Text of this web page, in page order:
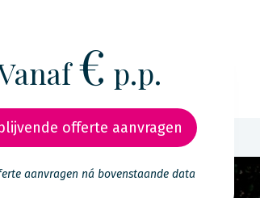
€ p.p.
offerte aanvragen
aanvragen ná bovenstaande data